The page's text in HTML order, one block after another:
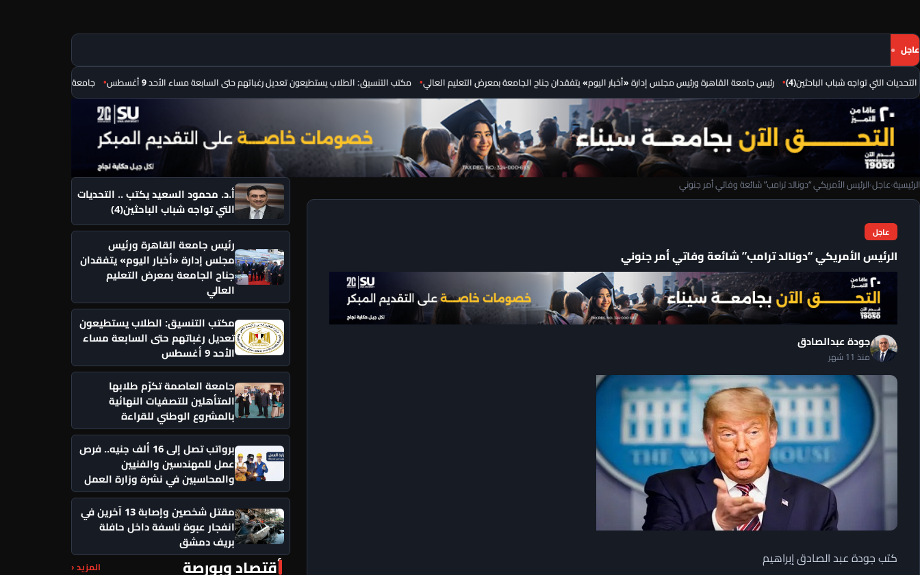
عاجل
تواجه شباب الباحثين(4) رئيس جامعة القاهرة ورئيس مجلس إدارة «أخبار اليوم» يتفقدان جناح الجامعة بمعرض التعليم العالي مكتب التنسيق: الطلاب يستطيعون تعديل رغباتهم حتى السابعة مساء الأحد 9 أغسطس جامعة العاصمة تكرّم طلابها
الرئيسية›عاجل›الرئيس الأمريكي “دونالد ترامب” شائعة وفاتي أمر جنوني
عاجل
الرئيس الأمريكي “دونالد ترامب” شائعة وفاتي أمر جنوني
جودة عبدالصادق
منذ 11 شهر
كتب جودة عبد الصادق إبراهيم
أ.د. محمود السعيد يكتب .. التحديات
التي تواجه شباب الباحثين(4)
رئيس جامعة القاهرة ورئيس
مجلس إدارة «أخبار اليوم» يتفقدان
جناح الجامعة بمعرض التعليم
العالي
مكتب التنسيق: الطلاب يستطيعون
تعديل رغباتهم حتى السابعة مساء
الأحد 9 أغسطس
جامعة العاصمة تكرّم طلابها
المتأهلين للتصفيات النهائية
بالمشروع الوطني للقراءة
برواتب تصل إلى 16 ألف جنيه.. فرص
عمل للمهندسين والفنيين
والمحاسبين في نشرة وزارة العمل
مقتل شخصين وإصابة 13 آخرين في
انفجار عبوة ناسفة داخل حافلة
بريف دمشق
أقتصاد وبورصة المزيد ‹